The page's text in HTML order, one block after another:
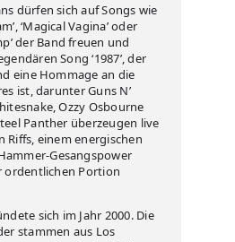
dürfen sich auf Songs wie
‘Magical Vagina’ oder
der Band freuen und
Song ‘1987’, der
eine Hommage an die
ist, darunter Guns N’
Ozzy Osbourne
Panther überzeugen live
Riffs, einem energischen
Gesangspower
ordentlichen Portion
sich im Jahr 2000. Die
stammen aus Los